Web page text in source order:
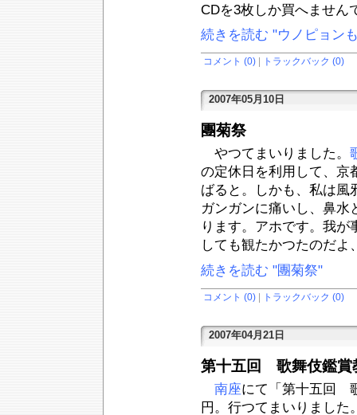
CDを3枚しか買へません
続きを読む "ウノピョン
コメント (0) トラックバック (0)
2007年05月10日
團菊祭
やつてまいりました。
の定休日を利用して、京
ばると。しかも、私は風
ガンガンに痛いし、鼻水
ります。アホです。我
しても観たかつたのだよ
続きを読む "團菊祭"
コメント (0) トラックバック (0)
2007年04月21日
第十五回 歌舞伎鑑賞
南座にて「第十五回
円。行つてまいりました